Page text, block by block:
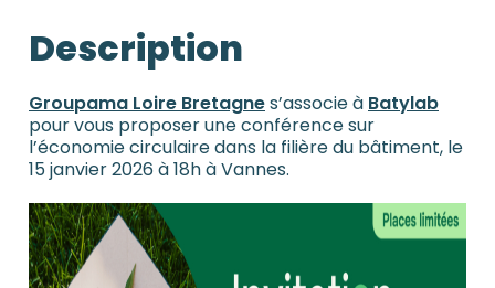
Description
Groupama Loire Bretagnes’associe à Batylab
pour vous proposer une conférence sur
l’économie circulaire dans la filière du bâtiment, le
15 janvier 2026 à 18h à Vannes.